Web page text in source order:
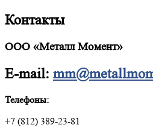
Контакты
ООО «Металл Момент»
E-mail:
Телефоны:
+7 (812) 389-23-81